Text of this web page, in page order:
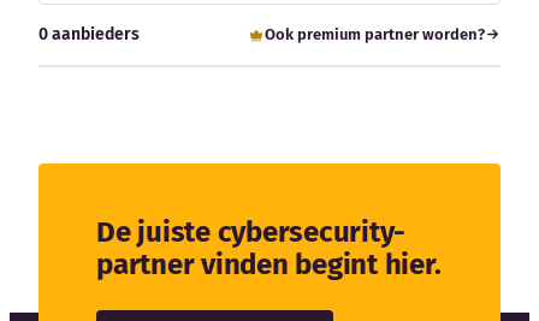
Auteurs
0 aanbieders Ook premium partner worden?
De juiste cybersecurity-
partner vinden begint hier.